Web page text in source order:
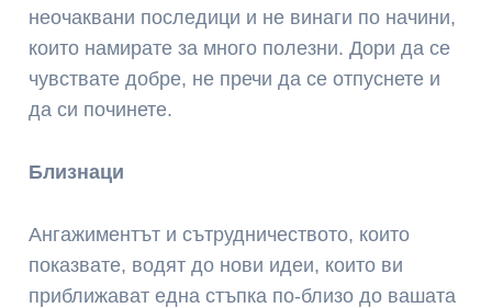
неочаквани последици и не винаги по начини,
които намирате за много полезни. Дори да се
чувствате добре, не пречи да се отпуснете и
да си починете.
Близнаци
Ангажиментът и сътрудничеството, които
показвате, водят до нови идеи, които ви
приближават една стъпка по-близо до вашата